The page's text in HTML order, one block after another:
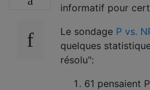
informatif pour
Le sondage P vs.
quelques
résolu":
61 pensaient